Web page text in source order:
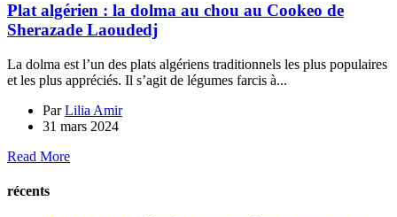
Plat algérien : la dolma au chou au Cookeo de
Sherazade Laoudedj
La dolma est l’un des plats algériens traditionnels les plus populaires
et les plus appréciés. Il s’agit de légumes farcis à...
ParLilia Amir
31 mars 2024
Read More
récents